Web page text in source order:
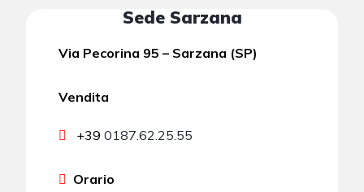
Sede Sarzana
Via Pecorina 95 – Sarzana (SP)
Vendita
+390187.62.25.55
Orario